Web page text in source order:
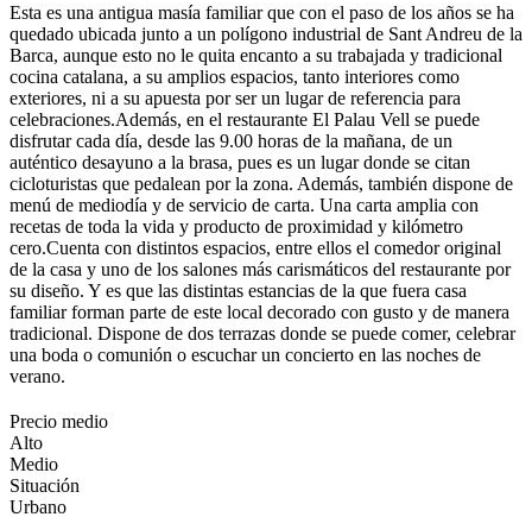
Esta es una antigua masía familiar que con el paso de los años se ha
quedado ubicada junto a un polígono industrial de Sant Andreu de la
Barca, aunque esto no le quita encanto a su trabajada y tradicional
cocina catalana, a su amplios espacios, tanto interiores como
exteriores, ni a su apuesta por ser un lugar de referencia para
celebraciones.Además, en el restaurante El Palau Vell se puede
disfrutar cada día, desde las 9.00 horas de la mañana, de un
auténtico desayuno a la brasa, pues es un lugar donde se citan
cicloturistas que pedalean por la zona. Además, también dispone de
menú de mediodía y de servicio de carta. Una carta amplia con
recetas de toda la vida y producto de proximidad y kilómetro
cero.Cuenta con distintos espacios, entre ellos el comedor original
de la casa y uno de los salones más carismáticos del restaurante por
su diseño. Y es que las distintas estancias de la que fuera casa
familiar forman parte de este local decorado con gusto y de manera
tradicional. Dispone de dos terrazas donde se puede comer, celebrar
una boda o comunión o escuchar un concierto en las noches de
verano.
Precio medio
Alto
Medio
Situación
Urbano